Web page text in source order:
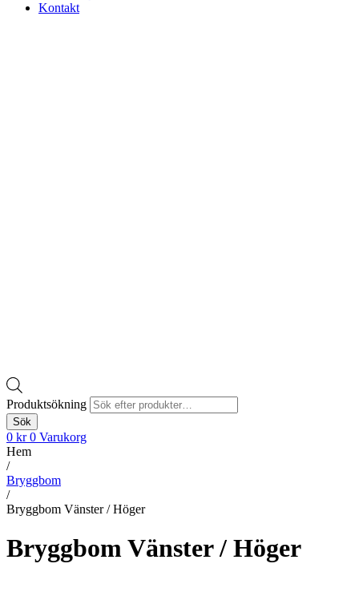
Kontakt
Produktsökning
Sök
0 kr 0 Varukorg
Hem
/
Bryggbom
/
Bryggbom Vänster / Höger
Bryggbom Vänster / Höger